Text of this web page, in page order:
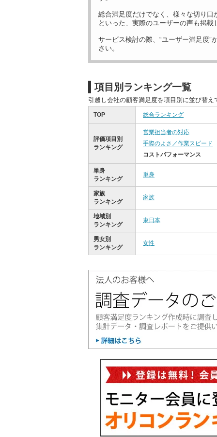
総合満足度だけでなく、様々な切り口
といった、実際のユーザーの声も掲載
サービス検討の際、“ユーザー満足度”
さい。
項目別ランキング一覧
引越し会社の顧客満足度を項目別に並び替
TOP 総合ランキング
評価項目別
ランキング
営業担当者の対応
手際のよさ／作業スピード
コストパフォーマンス
単身
ランキング
単身
家族
ランキング
家族
地域別
ランキング
東日本
男女別
ランキング
女性